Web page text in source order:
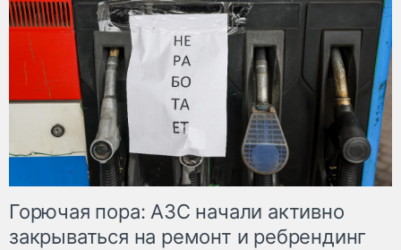
Горючая пора: АЗС начали активно
закрываться на ремонт и ребрендинг